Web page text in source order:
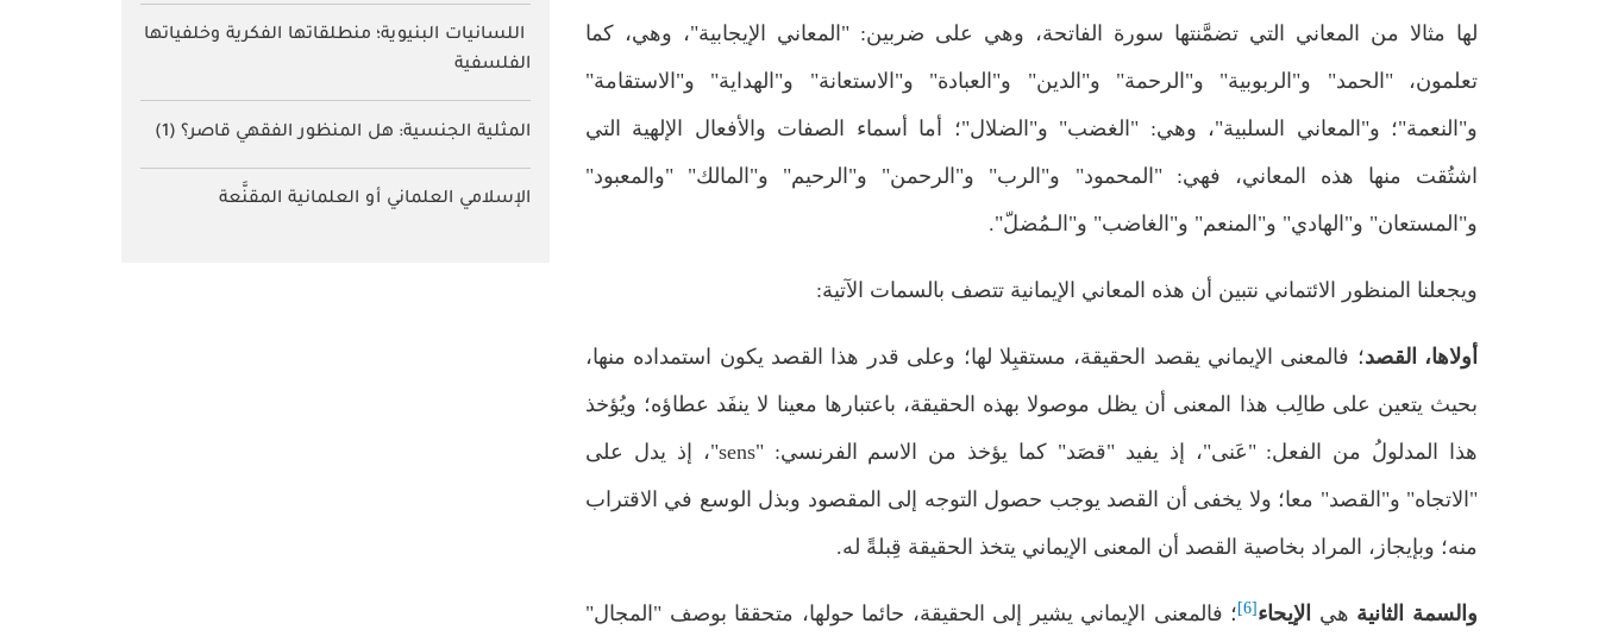
لها مثالا من المعاني التي تضمَّنتها سورة الفاتحة، وهي على ضربين: "المعاني الإيجابية"، وهي، كما
تعلمون، "الحمد" و"الربوبية" و"الرحمة" و"الدين" و"العبادة" و"الاستعانة" و"الهداية" و"الاستقامة"
و"النعمة"؛ و"المعاني السلبية"، وهي: "الغضب" و"الضلال"؛ أما أسماء الصفات والأفعال الإلهية التي
اشتُقت منها هذه المعاني، فهي: "المحمود" و"الرب" و"الرحمن" و"الرحيم" و"المالك" "والمعبود"
و"المستعان" و"الهادي" و"المنعم" و"الغاضب" و"الـمُضلّ".
ويجعلنا المنظور الائتماني نتبين أن هذه المعاني الإيمانية تتصف بالسمات الآتية:
أولاها، القصد؛ فالمعنى الإيماني يقصد الحقيقة، مستقبِلا لها؛ وعلى قدر هذا القصد يكون استمداده منها،
بحيث يتعين على طالِب هذا المعنى أن يظل موصولا بهذه الحقيقة، باعتبارها معينا لا ينفَد عطاؤه؛ ويُؤخذ
هذا المدلولُ من الفعل: "عَنى"، إذ يفيد "قصَد" كما يؤخذ من الاسم الفرنسي: "sens"، إذ يدل على
"الاتجاه" و"القصد" معا؛ ولا يخفى أن القصد يوجب حصول التوجه إلى المقصود وبذل الوسع في الاقتراب
منه؛ وبإيجاز، المراد بخاصية القصد أن المعنى الإيماني يتخذ الحقيقة قِبلةً له.
والسمة الثانية هي الإيحاء[6] ؛ فالمعنى الإيماني يشير إلى الحقيقة، حائما حولها، متحققا بوصف "المجال"
اللسانيات البنيوية؛ منطلقاتها الفكرية وخلفياتها
الفلسفية
المثلية الجنسية: هل المنظور الفقهي قاصر؟ (1)
الإسلامي العلماني أو العلمانية المقنَّعة